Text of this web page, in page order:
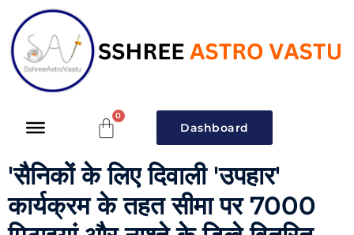
Dashboard
'सैनिकों के लिए दिवाली 'उपहार'
कार्यक्रम के तहत सीमा पर 7000